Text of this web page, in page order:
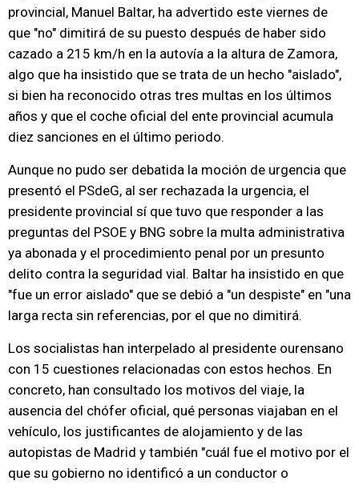
provincial, Manuel Baltar, ha advertido este viernes de
que "no" dimitirá de su puesto después de haber sido
cazado a 215 km/h en la autovía a la altura de Zamora,
algo que ha insistido que se trata de un hecho "aislado",
si bien ha reconocido otras tres multas en los últimos
años y que el coche oficial del ente provincial acumula
diez sanciones en el último periodo.
Aunque no pudo ser debatida la moción de urgencia que
presentó el PSdeG, al ser rechazada la urgencia, el
presidente provincial sí que tuvo que responder a las
preguntas del PSOE y BNG sobre la multa administrativa
ya abonada y el procedimiento penal por un presunto
delito contra la seguridad vial. Baltar ha insistido en que
"fue un error aislado" que se debió a "un despiste" en "una
larga recta sin referencias, por el que no dimitirá.
Los socialistas han interpelado al presidente ourensano
con 15 cuestiones relacionadas con estos hechos. En
concreto, han consultado los motivos del viaje, la
ausencia del chófer oficial, qué personas viajaban en el
vehículo, los justificantes de alojamiento y de las
autopistas de Madrid y también "cuál fue el motivo por el
que su gobierno no identificó a un conductor o